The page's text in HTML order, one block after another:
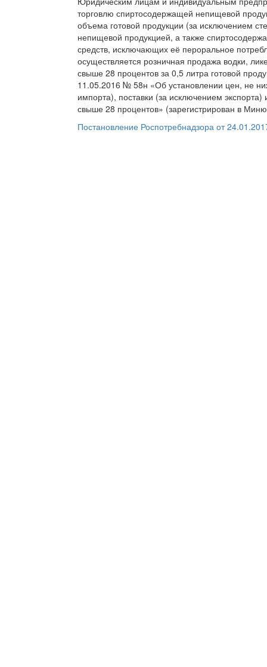
торговлю спиртосодержащей непищевой
объема готовой продукции (за исключением
непищевой продукцией, а также
средств, исключающих её пероральное
осуществляется розничная продажа водки,
свыше 28 процентов за 0,5 литра готовой
11.05.2016 № 58н «Об установлении цен, не
импорта), поставки (за исключением
свыше 28 процентов» (зарегистрирован в
Постановление Роспотребнадзора от